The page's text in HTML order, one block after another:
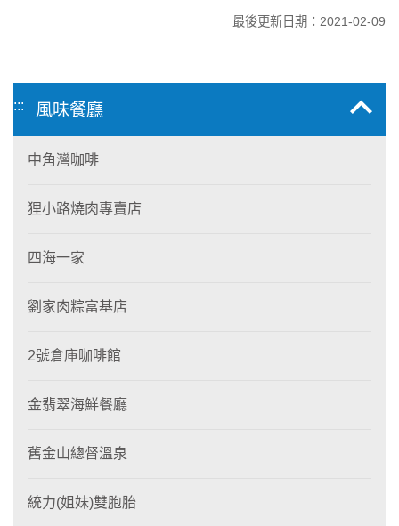
最後更新日期：2021-02-09
::: 風味餐廳
中角灣咖啡
狸小路燒肉專賣店
四海一家
劉家肉粽富基店
2號倉庫咖啡館
金翡翠海鮮餐廳
舊金山總督溫泉
統力(姐妹)雙胞胎